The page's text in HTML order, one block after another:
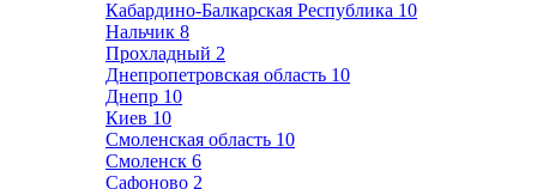
Кабардино-Балкарская Республика 10
Нальчик 8
Прохладный 2
Днепропетровская область 10
Днепр 10
Киев 10
Смоленская область 10
Смоленск 6
Сафоново 2